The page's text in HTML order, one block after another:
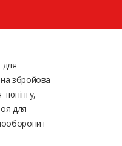
для
збройова
для
і